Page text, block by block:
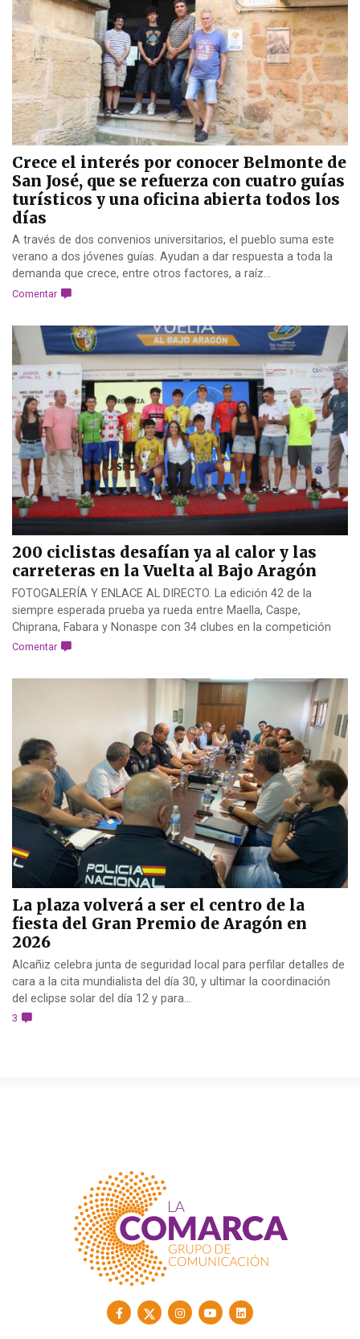
Crece el interés por conocer Belmonte de
San José, que se refuerza con cuatro guías
turísticos y una oficina abierta todos los
días
A través de dos convenios universitarios, el pueblo suma este
verano a dos jóvenes guías. Ayudan a dar respuesta a toda la
demanda que crece, entre otros factores, a raíz...
Comentar
200 ciclistas desafían ya al calor y las
carreteras en la Vuelta al Bajo Aragón
FOTOGALERÍA Y ENLACE AL DIRECTO. La edición 42 de la
siempre esperada prueba ya rueda entre Maella, Caspe,
Chiprana, Fabara y Nonaspe con 34 clubes en la competición
Comentar
La plaza volverá a ser el centro de la
fiesta del Gran Premio de Aragón en
2026
Alcañiz celebra junta de seguridad local para perfilar detalles de
cara a la cita mundialista del día 30, y ultimar la coordinación
del eclipse solar del día 12 y para...
3